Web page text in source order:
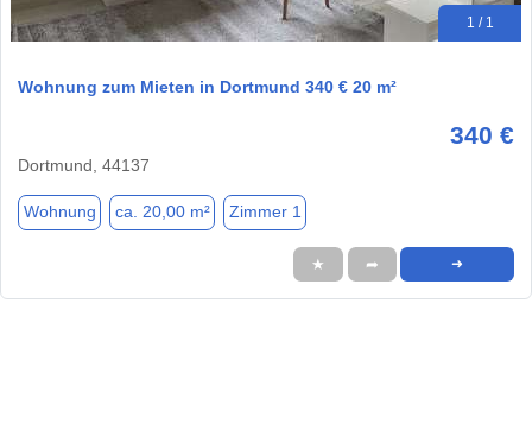
1 / 1
Wohnung zum Mieten in Dortmund 340 € 20 m²
340 €
Dortmund, 44137
Wohnung ca. 20,00 m² Zimmer 1
★ ➦ ➜